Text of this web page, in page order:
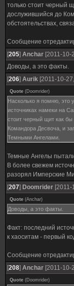
только стоит черный
дослужившийся до
обстоятельствах,
Сообщение
[205] Anchar [2011-10-
Доводы, а это факты.
[206] Aurik [2011-10-
Quote (Doomrider)
Насколько я помню, это
источниках намеки на
стоит черный щит как
Командора Десвоча, и
Темными Ангелами.
Темные Ангелы
В более свежем
разорял Имперские
[207] Doomrider
Quote (Anchar)
Доводы, а это факты.
Факт: последний
к хаоситам - первый
Сообщение
[208] Anchar [2011-10-
Quote (Doomrider)